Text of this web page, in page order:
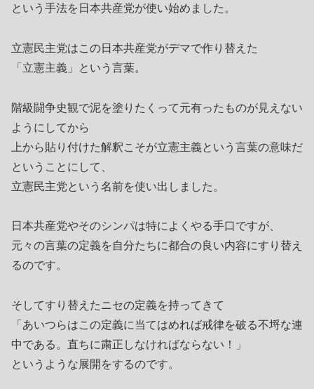
という手法を日本共産党が使い始めました。
立憲民主党はこの日本共産党がデマで作り替えた
「立憲主義」という言葉。
階級闘争史観で泥を塗りたくって元有ったものが見えない
ようにしてから
上から貼り付けた解釈こそが立憲主義という言葉の意味だ
ということにして、
立憲民主党という名前を使い出しました。
日本共産党やそのシンパは特によくやる手口ですが、
元々の言葉の定義を自分たちに都合の良い内容にすり替え
るのです。
そしてすり替えたニセの定義を持ってきて
「あいつらはこの定義に当てはめれば戒律を破る不埒な連
中である。直ちに粛正しなければならない！」
というような展開をするのです。